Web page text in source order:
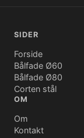
SIDER
Forside
Bålfade Ø60
Bålfade Ø80
Corten stål
OM
Om
Kontakt